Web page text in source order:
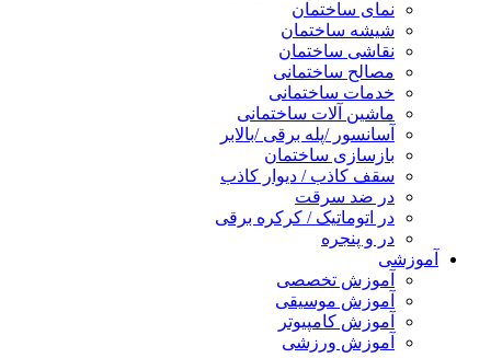
نمای ساختمان
شیشه ساختمان
نقاشی ساختمان
مصالح ساختمانی
خدمات ساختمانی
ماشین آلات ساختمانی
آسانسور /پله برقی /بالابر
بازسازی ساختمان
سقف کاذب / دیوار کاذب
در ضد سرقت
در اتوماتیک / کرکره برقی
در و پنجره
آموزشی
آموزش تخصصی
آموزش موسیقی
آموزش کامپیوتر
آموزش ورزشی